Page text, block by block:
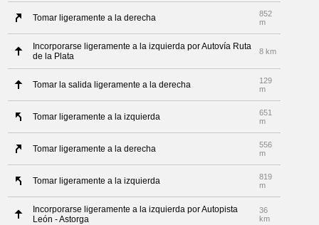
Tomar ligeramente a la derecha
852
m
Incorporarse ligeramente a la izquierda por Autovía Ruta
de la Plata
8 km
Tomar la salida ligeramente a la derecha
129
m
Tomar ligeramente a la izquierda
651
m
Tomar ligeramente a la derecha
556
m
Tomar ligeramente a la izquierda
819
m
Incorporarse ligeramente a la izquierda por Autopista
León - Astorga
36
km